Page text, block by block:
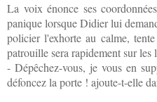
La voix énonce ses
panique lorsque Didier lui
policier l'exhorte au calme,
patrouille sera rapidement sur les
- Dépêchez-vous, je vous en
défoncez la porte ! ajoute-t-elle